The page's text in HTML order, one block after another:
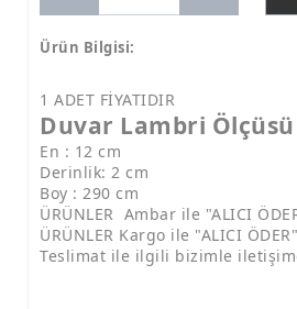
Ürün Bilgisi:
1 ADET FİYATIDIR
Duvar Lambri Ölçüsü
En : 12 cm
Derinlik: 2 cm
Boy : 290 cm
ÜRÜNLER Ambar ile "ALICI
ÜRÜNLER Kargo ile "ALICI
Teslimat ile ilgili bizimle